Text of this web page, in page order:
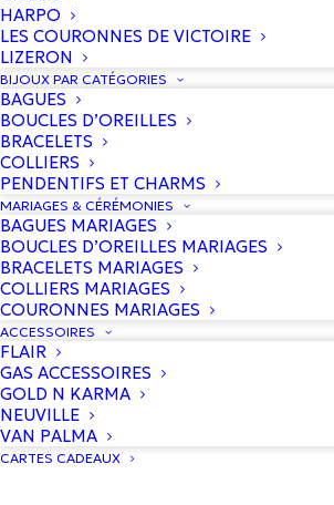
HARPO
LES COURONNES DE VICTOIRE
LIZERON
BIJOUX PAR CATÉGORIES
BAGUES
BOUCLES D’OREILLES
BRACELETS
COLLIERS
PENDENTIFS ET CHARMS
MARIAGES & CÉRÉMONIES
BAGUES MARIAGES
BOUCLES D’OREILLES MARIAGES
BRACELETS MARIAGES
COLLIERS MARIAGES
COURONNES MARIAGES
ACCESSOIRES
FLAIR
GAS ACCESSOIRES
GOLD N KARMA
NEUVILLE
VAN PALMA
CARTES CADEAUX